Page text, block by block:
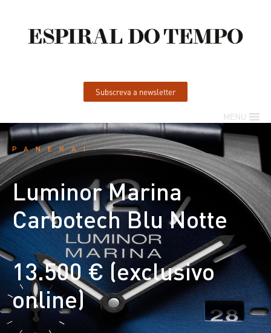
Subscreva a newsletter
MENU
PANERAI
Luminor Marina
Carbotech Blu Notte
13.500 € (exclusivo
online)